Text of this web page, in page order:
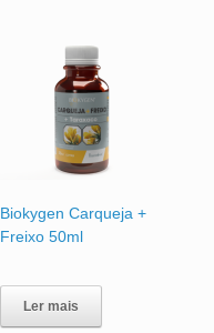
Biokygen Carqueja +
Freixo 50ml
Ler mais